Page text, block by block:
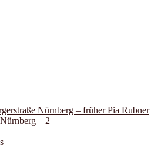
Nürnberg – früher Pia Rubner
– 2